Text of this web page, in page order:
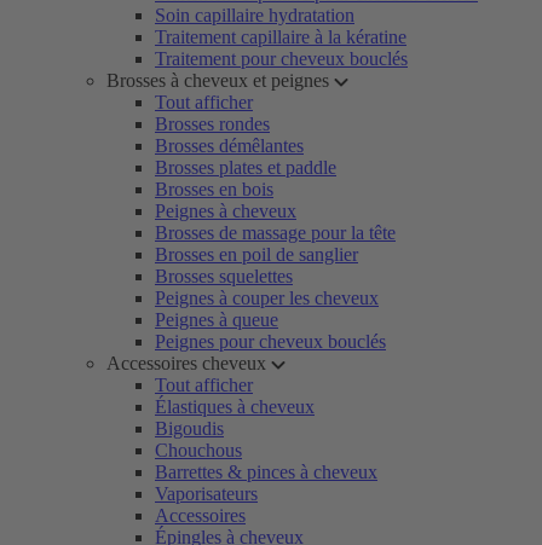
Soin capillaire hydratation
Traitement capillaire à la kératine
Traitement pour cheveux bouclés
Brosses à cheveux et peignes
Tout afficher
Brosses rondes
Brosses démêlantes
Brosses plates et paddle
Brosses en bois
Peignes à cheveux
Brosses de massage pour la tête
Brosses en poil de sanglier
Brosses squelettes
Peignes à couper les cheveux
Peignes à queue
Peignes pour cheveux bouclés
Accessoires cheveux
Tout afficher
Élastiques à cheveux
Bigoudis
Chouchous
Barrettes & pinces à cheveux
Vaporisateurs
Accessoires
Épingles à cheveux